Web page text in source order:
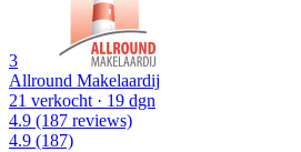
3
Allround Makelaardij
21 verkocht · 19 dgn
4.9 (187 reviews)
4.9 (187)